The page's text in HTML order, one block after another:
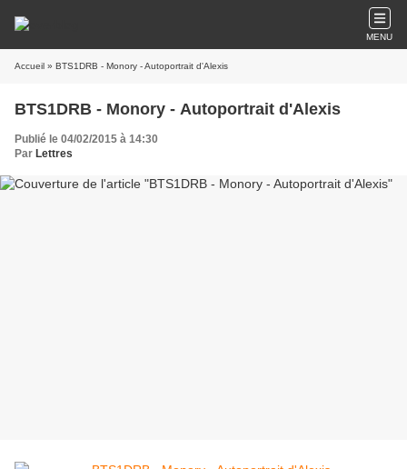
MENU
Accueil » BTS1DRB - Monory - Autoportrait d'Alexis
BTS1DRB - Monory - Autoportrait d'Alexis
Publié le 04/02/2015 à 14:30
Par Lettres